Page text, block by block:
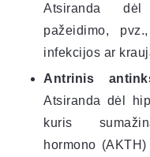
Atsiranda dėl
pažeidimo,
infekcijos ar
Antrinis
Atsiranda dėl
kuris
hormono